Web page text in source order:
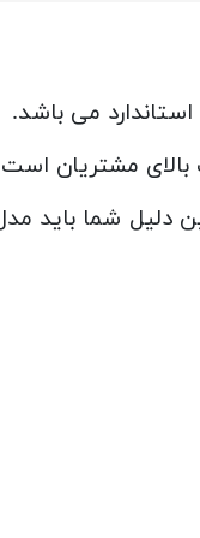
می باشد.
مشتریان
دلیل شما باید